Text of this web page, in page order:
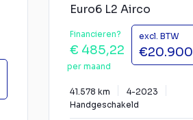
Euro6 L2 Airco
Financieren?
€ 485,22
per maand
excl. BTW
€20.900
41.578 km
4-2023
Handgeschakeld